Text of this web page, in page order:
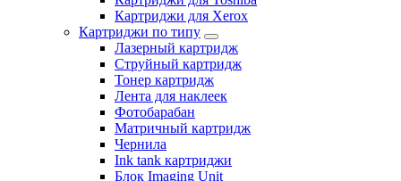
Картриджи для Xerox
Картриджи по типу
Лазерный картридж
Струйный картридж
Тонер картридж
Лента для наклеек
Фотобарабан
Матричный картридж
Чернила
Ink tank картриджи
Блок Imaging Unit